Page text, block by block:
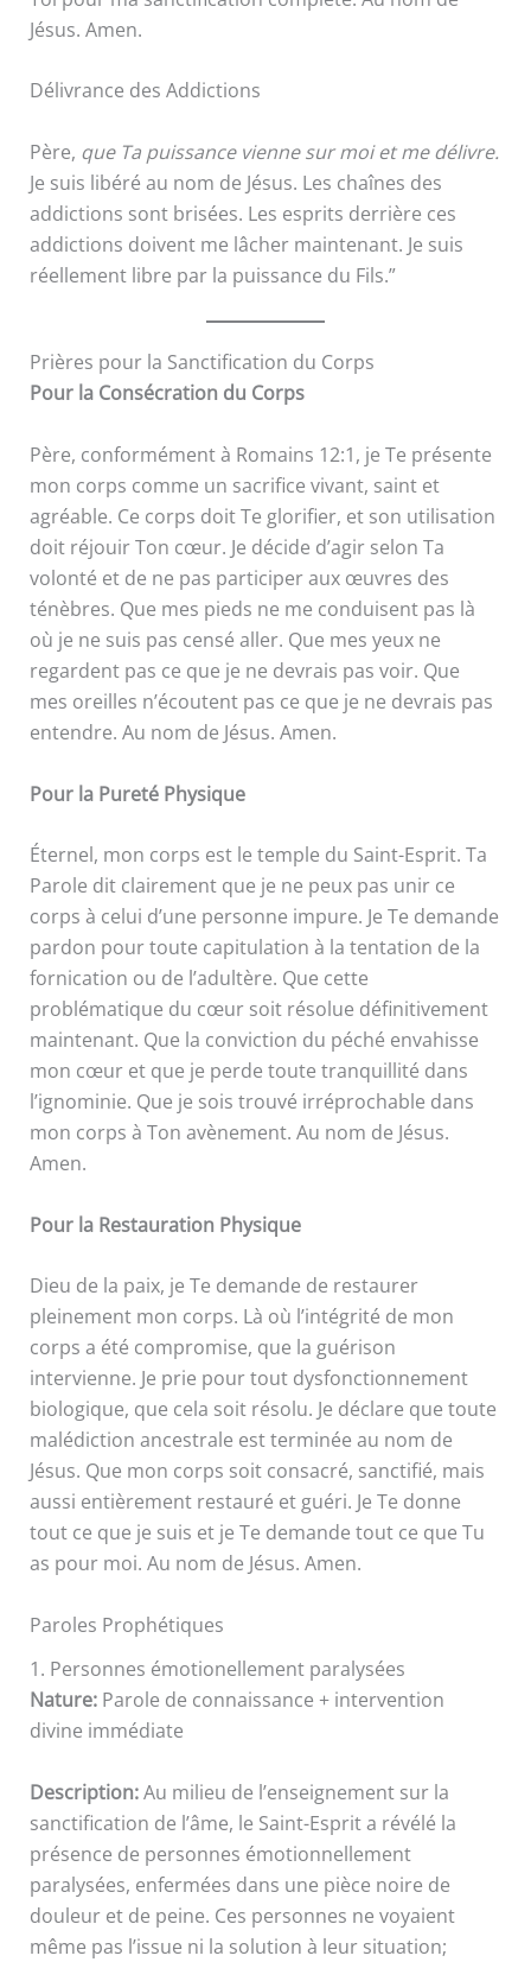
Jésus. Amen.
Délivrance des Addictions
Père, que Ta puissance vienne sur moi et me délivre.
Je suis libéré au nom de Jésus. Les chaînes des
addictions sont brisées. Les esprits derrière ces
addictions doivent me lâcher maintenant. Je suis
réellement libre par la puissance du Fils.”
Prières pour la Sanctification du Corps
Pour la Consécration du Corps
Père, conformément à Romains 12:1, je Te présente
mon corps comme un sacrifice vivant, saint et
agréable. Ce corps doit Te glorifier, et son utilisation
doit réjouir Ton cœur. Je décide d’agir selon Ta
volonté et de ne pas participer aux œuvres des
ténèbres. Que mes pieds ne me conduisent pas là
où je ne suis pas censé aller. Que mes yeux ne
regardent pas ce que je ne devrais pas voir. Que
mes oreilles n’écoutent pas ce que je ne devrais pas
entendre. Au nom de Jésus. Amen.
Pour la Pureté Physique
Éternel, mon corps est le temple du Saint-Esprit. Ta
Parole dit clairement que je ne peux pas unir ce
corps à celui d’une personne impure. Je Te demande
pardon pour toute capitulation à la tentation de la
fornication ou de l’adultère. Que cette
problématique du cœur soit résolue définitivement
maintenant. Que la conviction du péché envahisse
mon cœur et que je perde toute tranquillité dans
l’ignominie. Que je sois trouvé irréprochable dans
mon corps à Ton avènement. Au nom de Jésus.
Amen.
Pour la Restauration Physique
Dieu de la paix, je Te demande de restaurer
pleinement mon corps. Là où l’intégrité de mon
corps a été compromise, que la guérison
intervienne. Je prie pour tout dysfonctionnement
biologique, que cela soit résolu. Je déclare que toute
malédiction ancestrale est terminée au nom de
Jésus. Que mon corps soit consacré, sanctifié, mais
aussi entièrement restauré et guéri. Je Te donne
tout ce que je suis et je Te demande tout ce que Tu
as pour moi. Au nom de Jésus. Amen.
Paroles Prophétiques
1. Personnes émotionellement paralysées
Nature:Parole de connaissance + intervention
divine immédiate
Description:Au milieu de l’enseignement sur la
sanctification de l’âme, le Saint-Esprit a révélé la
présence de personnes émotionnellement
paralysées, enfermées dans une pièce noire de
douleur et de peine. Ces personnes ne voyaient
même pas l’issue ni la solution à leur situation;